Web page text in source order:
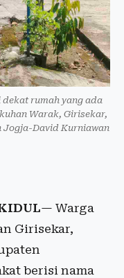
rumah yang ada
Warak, Girisekar,
Jogja-David Kurniawan
— Warga
Girisekar,
berisi nama